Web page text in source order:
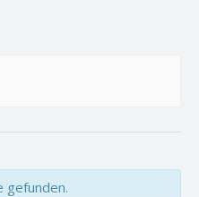
gefunden.